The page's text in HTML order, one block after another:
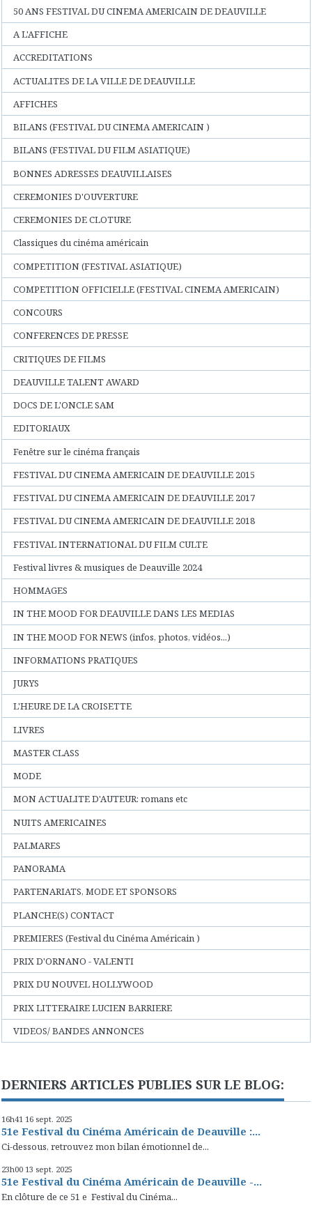
50 ANS FESTIVAL DU CINEMA AMERICAIN DE DEAUVILLE
A L'AFFICHE
ACCREDITATIONS
ACTUALITES DE LA VILLE DE DEAUVILLE
AFFICHES
BILANS (FESTIVAL DU CINEMA AMERICAIN )
BILANS (FESTIVAL DU FILM ASIATIQUE)
BONNES ADRESSES DEAUVILLAISES
CEREMONIES D'OUVERTURE
CEREMONIES DE CLOTURE
Classiques du cinéma américain
COMPETITION (FESTIVAL ASIATIQUE)
COMPETITION OFFICIELLE (FESTIVAL CINEMA AMERICAIN)
CONCOURS
CONFERENCES DE PRESSE
CRITIQUES DE FILMS
DEAUVILLE TALENT AWARD
DOCS DE L'ONCLE SAM
EDITORIAUX
Fenêtre sur le cinéma français
FESTIVAL DU CINEMA AMERICAIN DE DEAUVILLE 2015
FESTIVAL DU CINEMA AMERICAIN DE DEAUVILLE 2017
FESTIVAL DU CINEMA AMERICAIN DE DEAUVILLE 2018
FESTIVAL INTERNATIONAL DU FILM CULTE
Festival livres & musiques de Deauville 2024
HOMMAGES
IN THE MOOD FOR DEAUVILLE DANS LES MEDIAS
IN THE MOOD FOR NEWS (infos, photos, vidéos...)
INFORMATIONS PRATIQUES
JURYS
L'HEURE DE LA CROISETTE
LIVRES
MASTER CLASS
MODE
MON ACTUALITE D'AUTEUR: romans etc
NUITS AMERICAINES
PALMARES
PANORAMA
PARTENARIATS, MODE ET SPONSORS
PLANCHE(S) CONTACT
PREMIERES (Festival du Cinéma Américain )
PRIX D'ORNANO - VALENTI
PRIX DU NOUVEL HOLLYWOOD
PRIX LITTERAIRE LUCIEN BARRIERE
VIDEOS/ BANDES ANNONCES
DERNIERS ARTICLES PUBLIES SUR LE BLOG:
16h41 16 sept. 2025
51e Festival du Cinéma Américain de Deauville :...
Ci-dessous, retrouvez mon bilan émotionnel de...
23h00 13 sept. 2025
51e Festival du Cinéma Américain de Deauville -...
En clôture de ce 51 e Festival du Cinéma...